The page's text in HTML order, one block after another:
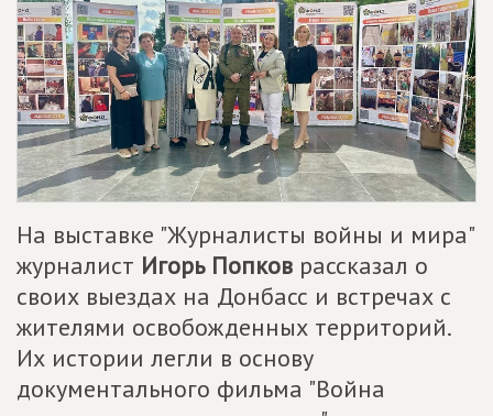
На выставке "Журналисты войны и мира"
журналист Игорь Попков рассказал о
своих выездах на Донбасс и встречах с
жителями освобожденных территорий.
Их истории легли в основу
документального фильма "Война